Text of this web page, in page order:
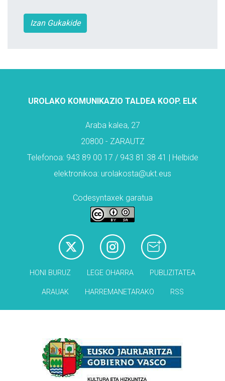
Izan Gukakide
UROLAKO KOMUNIKAZIO TALDEA KOOP. ELK
Araba kalea, 27
20800 - ZARAUTZ
Telefonoa: 943 89 00 17 / 943 81 38 41 | Helbide
elektronikoa: urolakosta@ukt.eus
Codesyntaxek garatua
HONI BURUZ LEGE OHARRA PUBLIZITATEA
ARAUAK HARREMANETARAKO RSS